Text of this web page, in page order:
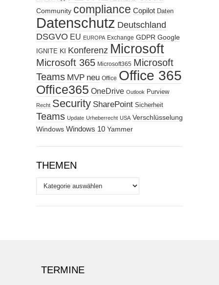
Community compliance Copilot Daten
Datenschutz Deutschland
DSGVO EU EUROPA Exchange GDPR Google
IGNITE KI Konferenz Microsoft
Microsoft 365 Microsoft365 Microsoft
Teams MVP neu Office Office 365
Office365 OneDrive Outlook Purview
Recht Security SharePoint Sicherheit
Teams Update Urheberrecht USA Verschlüsselung
Windows Windows 10 Yammer
THEMEN
Themen
TERMINE